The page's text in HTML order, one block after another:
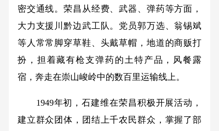
密交通线。荣昌从经费、武器、弹药等方面，
大力支援川黔边武工队。党员郭万选、翁锡斌
等人常常脚穿草鞋、头戴草帽，地道的商贩打
扮，担着藏有枪支弹药的土特产品，风餐露
宿，奔走在崇山峻岭中的数百里运输线上。
1949年初，石建维在荣昌积极开展活动，
建立群众团体，团结上千农民群众，掌握了部